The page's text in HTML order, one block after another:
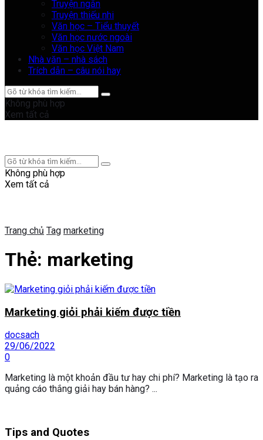
Truyện ngắn
Truyện thiếu nhi
Văn học – Tiểu thuyết
Văn học nước ngoài
Văn học Việt Nam
Nhà văn – nhà sách
Trích dẫn – câu nói hay
Không phù hợp
Xem tất cả
Không phù hợp
Xem tất cả
Trang chủ Tag marketing
Thẻ: marketing
Marketing giỏi phải kiếm được tiền
docsach
29/06/2022
0
Marketing là một khoản đầu tư hay chi phí? Marketing là tạo ra
quảng cáo thắng giải hay bán hàng? ...
Tips and Quotes